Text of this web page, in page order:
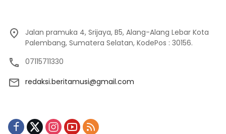
Jalan pramuka 4, Srijaya, B5, Alang-Alang Lebar Kota
Palembang, Sumatera Selatan, KodePos : 30156.
07115711330
redaksi.beritamusi@gmail.com